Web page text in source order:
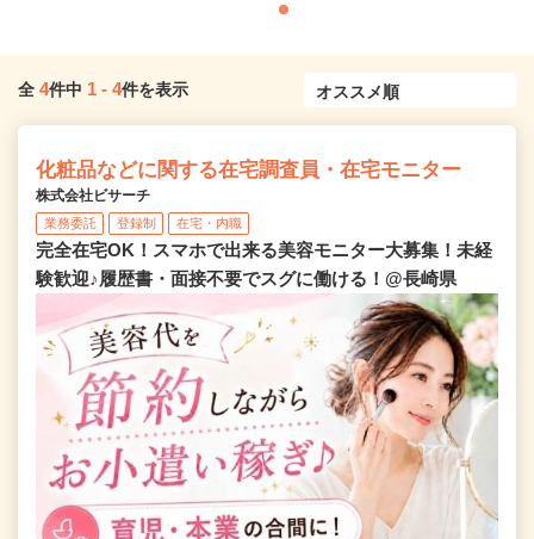
全 4件中 1 - 4件を表示
化粧品などに関する在宅調査員・在宅モニター
株式会社ビサーチ
業務委託 登録制 在宅・内職
完全在宅OK！スマホで出来る美容モニター大募集！未経
験歓迎♪履歴書・面接不要でスグに働ける！@長崎県